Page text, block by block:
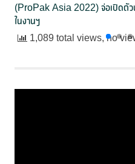
(ProPak Asia 2022) จ่อเปิดตัว
ในงานฯ
1,089 total views, no